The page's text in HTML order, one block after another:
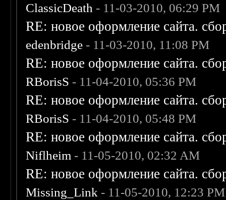
ClassicDeath - 11-03-2010, 06:29 PM
RE: новое оформление сайта.
edenbridge - 11-03-2010, 11:08 PM
RE: новое оформление сайта.
RBorisS - 11-04-2010, 05:36 PM
RE: новое оформление сайта.
RBorisS - 11-04-2010, 05:48 PM
RE: новое оформление сайта.
Niflheim - 11-05-2010, 02:32 AM
RE: новое оформление сайта.
Missing_Link - 11-05-2010, 12:23 PM